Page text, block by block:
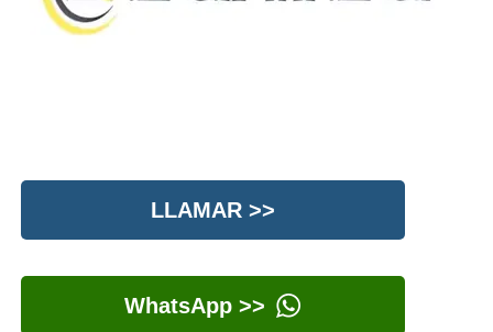
LLAMAR >>
WhatsApp >>